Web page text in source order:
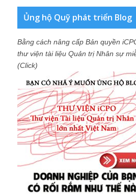
Ủng hộ Quỹ phát triển Blog
Bằng cách nâng cấp Bản quyền
thư viện tài liệu Quản trị Nhân sự
(Click)